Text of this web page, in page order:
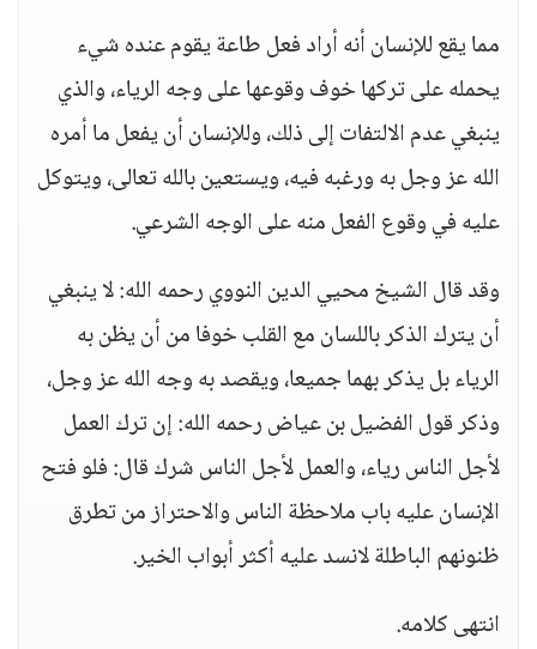
مما يقع للإنسان أنه أراد فعل طاعة يقوم عنده شيء
يحمله على تركها خوف وقوعها على وجه الرياء، والذي
ينبغي عدم الالتفات إلى ذلك، وللإنسان أن يفعل ما أمره
الله عز وجل به ورغبه فيه، ويستعين بالله تعالى، ويتوكل
عليه في وقوع الفعل منه على الوجه الشرعي.
وقد قال الشيخ محيي الدين النووي رحمه الله: لا ينبغي
أن يترك الذكر باللسان مع القلب خوفا من أن يظن به
الرياء بل يذكر بهما جميعا، ويقصد به وجه الله عز وجل،
وذكر قول الفضيل بن عياض رحمه الله: إن ترك العمل
لأجل الناس رياء، والعمل لأجل الناس شرك قال: فلو فتح
الإنسان عليه باب ملاحظة الناس والاحتراز من تطرق
ظنونهم الباطلة لانسد عليه أكثر أبواب الخير.
انتهى كلامه.